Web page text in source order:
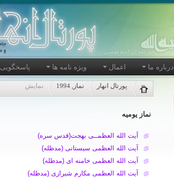
درباره ما اعمال ویژه نامه ها پاسخگویی
پورتال انهار نماز, 1994 نمایش
نماز یومیه
آیت الله العظمــی بهجت(قدس سره)
آیت الله العظمی سیستانی (مدظله)
آیت الله العظمی خامنه ای (مدظله)
آیت الله العظمی مکارم شیرازی (مدظله)